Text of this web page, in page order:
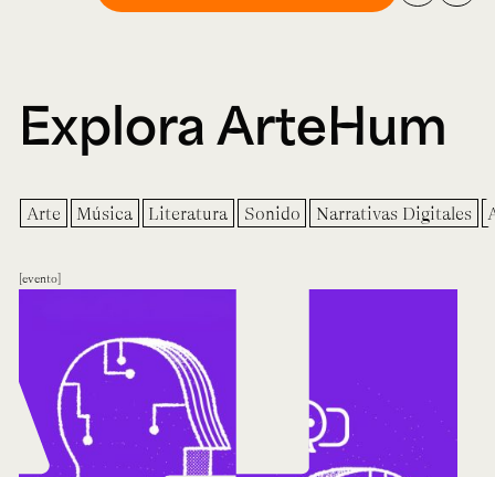
Explora ArteHum
Arte Música Literatura Sonido Narrativas Digitales
evento